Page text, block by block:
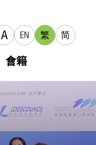
A EN 繁 简
會籍